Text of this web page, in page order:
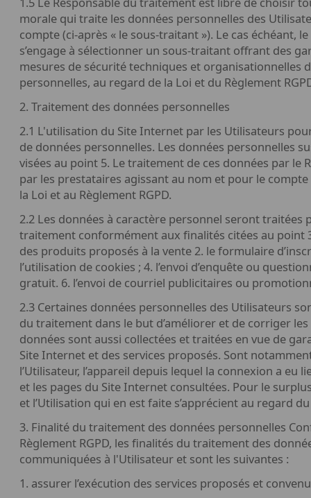
morale qui traite les données personnelles des
compte (ci-après « le sous-traitant »). Le cas échéant,
s’engage à sélectionner un sous-traitant offrant des
mesures de sécurité techniques et organisationnelles
personnelles, au regard de la Loi et du Règlement
2. Traitement des données personnelles
2.1 L'utilisation du Site Internet par les Utilisateurs
de données personnelles. Les données personnelles
visées au point 5. Le traitement de ces données par le
par les prestataires agissant au nom et pour le
la Loi et au Règlement RGPD.
2.2 Les données à caractère personnel seront traitées
traitement conformément aux finalités citées au point
des produits proposés à la vente 2. le formulaire
l’utilisation de cookies ; 4. l’envoi d’enquête ou
gratuit. 6. l’envoi de courriel publicitaires ou
2.3 Certaines données personnelles des Utilisateurs
du traitement dans le but d’améliorer et de corriger
données sont aussi collectées et traitées en vue de
Site Internet et des services proposés. Sont
l’Utilisateur, l’appareil depuis lequel la connexion a eu
et les pages du Site Internet consultées. Pour le
et l’Utilisation qui en est faite s’apprécient au regard
3. Finalité du traitement des données personnelles
Règlement RGPD, les finalités du traitement des
communiquées à l'Utilisateur et sont les suivantes :
1. assurer l’exécution des services proposés et